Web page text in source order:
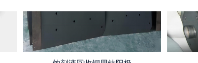
蚀刻液回收铜用钛阳极